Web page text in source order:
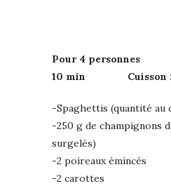
Pour 4 personnes
10 min Cuisson :
-Spaghettis (quantité au
-250 g de champignons
surgelés)
-2 poireaux émincés
-2 carottes